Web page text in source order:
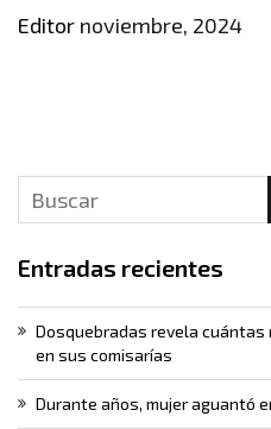
Editor noviembre, 2024
Entradas recientes
Dosquebradas revela cuántas
en sus comisarías
Durante años, mujer aguantó